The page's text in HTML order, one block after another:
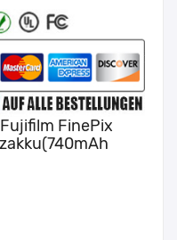
FinePix